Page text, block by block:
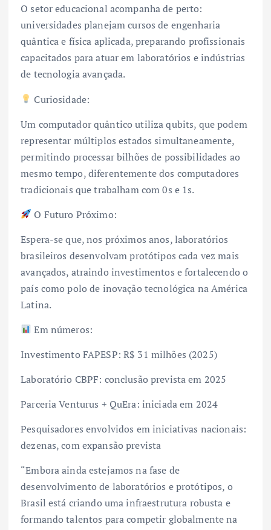
O setor educacional acompanha de perto:
universidades planejam cursos de engenharia
quântica e física aplicada, preparando profissionais
capacitados para atuar em laboratórios e indústrias
de tecnologia avançada.
Curiosidade:
Um computador quântico utiliza qubits, que podem
representar múltiplos estados simultaneamente,
permitindo processar bilhões de possibilidades ao
mesmo tempo, diferentemente dos computadores
tradicionais que trabalham com 0s e 1s.
O Futuro Próximo:
Espera-se que, nos próximos anos, laboratórios
brasileiros desenvolvam protótipos cada vez mais
avançados, atraindo investimentos e fortalecendo o
país como polo de inovação tecnológica na América
Latina.
Em números:
Investimento FAPESP: R$ 31 milhões (2025)
Laboratório CBPF: conclusão prevista em 2025
Parceria Venturus + QuEra: iniciada em 2024
Pesquisadores envolvidos em iniciativas nacionais:
dezenas, com expansão prevista
“Embora ainda estejamos na fase de
desenvolvimento de laboratórios e protótipos, o
Brasil está criando uma infraestrutura robusta e
formando talentos para competir globalmente na